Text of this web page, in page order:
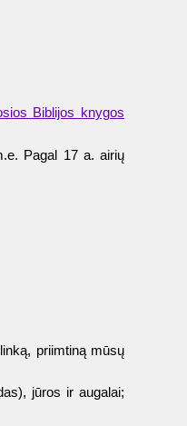
Biblijos knygos
Pagal 17 a. airių
priimtiną mūsų
jūros ir augalai;